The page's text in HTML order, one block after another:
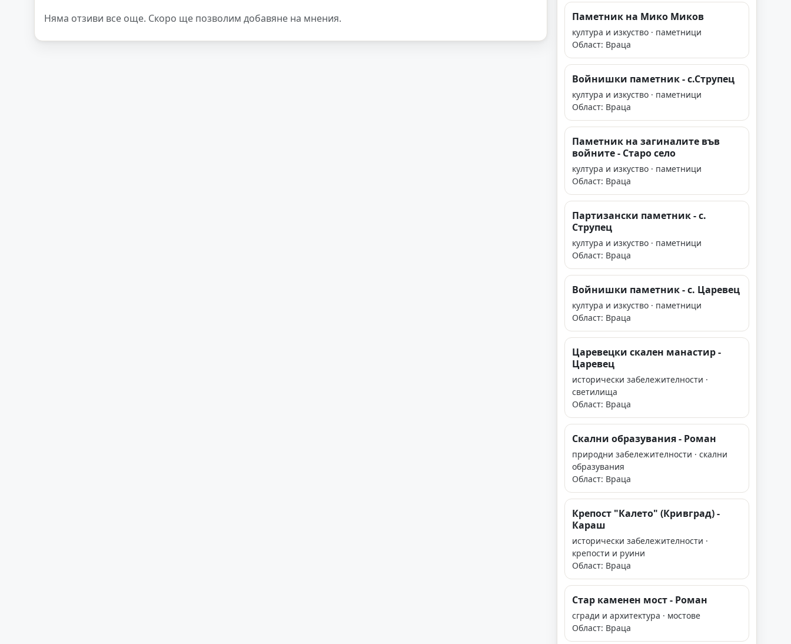
Няма отзиви все още. Скоро ще позволим добавяне на мнения. Паметник на Мико Миков
култура и изкуство · паметници
Област: Враца
Войнишки паметник - с.Струпец
култура и изкуство · паметници
Област: Враца
Паметник на загиналите във
войните - Старо село
култура и изкуство · паметници
Област: Враца
Партизански паметник - с.
Струпец
култура и изкуство · паметници
Област: Враца
Войнишки паметник - с. Царевец
култура и изкуство · паметници
Област: Враца
Царевецки скален манастир -
Царевец
исторически забележителности ·
светилища
Област: Враца
Скални образувания - Роман
природни забележителности · скални
образувания
Област: Враца
Крепост "Калето" (Кривград) -
Караш
исторически забележителности ·
крепости и руини
Област: Враца
Стар каменен мост - Роман
сгради и архитектура · мостове
Област: Враца